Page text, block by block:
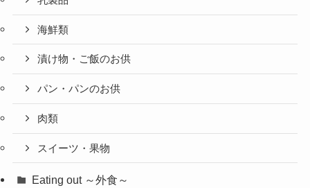
海鮮類
漬け物・ご飯のお供
パン・パンのお供
肉類
スイーツ・果物
Eating out ～外食～